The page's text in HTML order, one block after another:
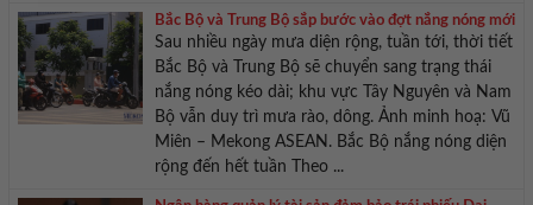
Bắc Bộ và Trung Bộ sắp bước vào đợt nắng nóng mới
Sau nhiều ngày mưa diện rộng, tuần tới, thời tiết
Bắc Bộ và Trung Bộ sẽ chuyển sang trạng thái
nắng nóng kéo dài; khu vực Tây Nguyên và Nam
Bộ vẫn duy trì mưa rào, dông. Ảnh minh hoạ: Vũ
Miên – Mekong ASEAN. Bắc Bộ nắng nóng diện
rộng đến hết tuần Theo ...